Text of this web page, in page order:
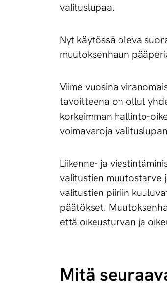
valituslupaa.
Nyt käytössä oleva
muutoksenhaun
Viime vuosina
tavoitteena on ollut
korkeimman hallinto-
voimavaroja
Liikenne- ja
valitustien muutostarve
valitustien piiriin
päätökset.
että oikeusturvan ja
Mitä